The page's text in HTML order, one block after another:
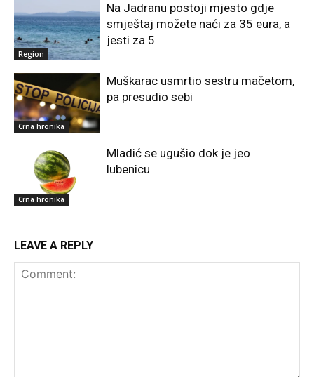
Region
Na Jadranu postoji mjesto gdje
smještaj možete naći za 35 eura, a
jesti za 5
Crna hronika
Muškarac usmrtio sestru mačetom,
pa presudio sebi
Crna hronika
Mladić se ugušio dok je jeo
lubenicu
LEAVE A REPLY